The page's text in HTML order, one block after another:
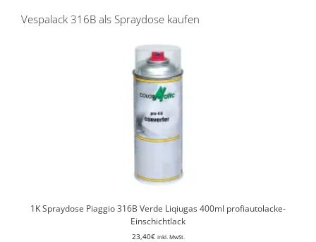
Vespalack 316B als Spraydose kaufen
1K Spraydose Piaggio 316B Verde Liqiugas 400ml profiautolacke-
Einschichtlack
23,40€ inkl. MwSt.